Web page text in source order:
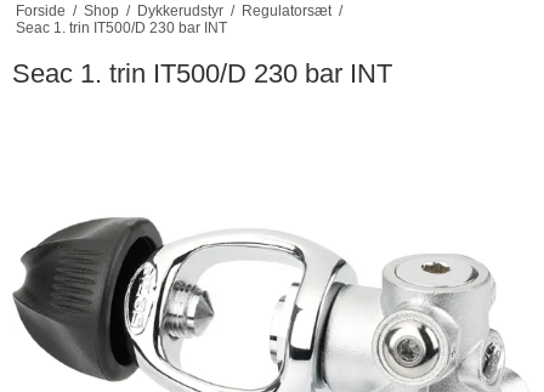
Forside / Shop / Dykkerudstyr / Regulatorsæt /
Seac 1. trin IT500/D 230 bar INT
Seac 1. trin IT500/D 230 bar INT